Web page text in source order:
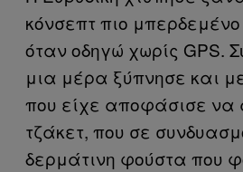
κόνσεπτ πιο
όταν οδηγώ χωρίς GPS.
μια μέρα ξύπνησε και
που είχε αποφάσισε να
τζάκετ, που σε
δερμάτινη φούστα που